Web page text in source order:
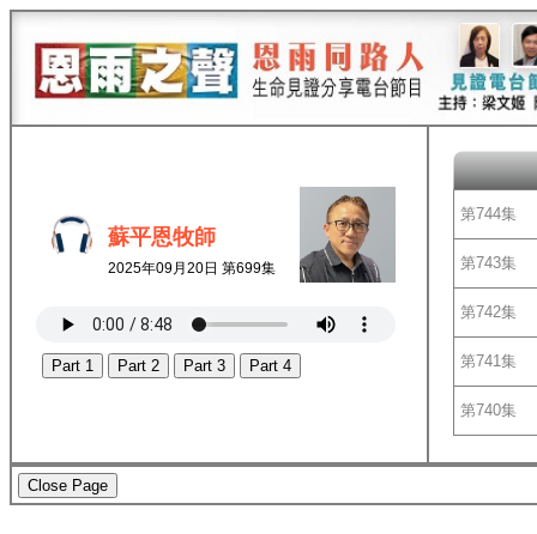
蘇平恩牧師
2025年09月20日 第699集
Part 1 Part 2 Part 3 Part 4
第744集
第743集
第742集
第741集
第740集
Close Page